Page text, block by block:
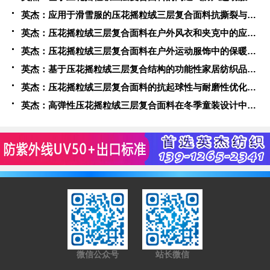
英杰：应用于滑雪服的压花摇粒绒三层复合面料抗撕裂与耐磨性提升技术
英杰：压花摇粒绒三层复合面料在户外风衣和夹克中的应用与性能
英杰：压花摇粒绒三层复合面料在户外运动服饰中的保暖与透气性能研究
英杰：基于压花摇粒绒三层复合结构的功能性家居纺织品开发与应用
英杰：压花摇粒绒三层复合面料的抗起球性与耐磨性优化技术分析
英杰：高弹性压花摇粒绒三层复合面料在冬季童装设计中的应用实践
微信公众号 站长微信